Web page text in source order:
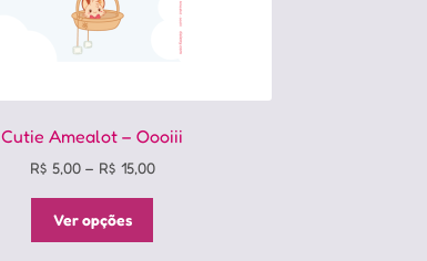
Cutie Amealot – Oooiii
R$ 5,00 – R$ 15,00Price
Ver opções